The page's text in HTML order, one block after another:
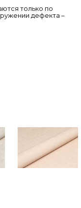
только по
дефекта –